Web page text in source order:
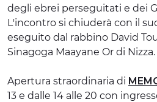
degli ebrei perseguitati e dei
L'incontro si chiuderà con il
eseguito dal rabbino David
Sinagoga Maayane Or di Nizza.
Apertura straordinaria di
13 e dalle 14 alle 20 con